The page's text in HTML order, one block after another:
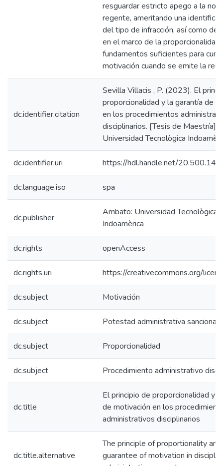
resguardar estricto apego a la
regente, ameritando una
del tipo de infracción, así como de
en el marco de la proporcionalidad
fundamentos suficientes para
motivación cuando se emite la
dc.identifier.citation
Sevilla Villacis , P. (2023). El
proporcionalidad y la garantía de
en los procedimientos
disciplinarios. [Tesis de Maestría].
Universidad Tecnològica
dc.identifier.uri https://hdl.handle.net/
dc.language.iso spa
dc.publisher
Ambato: Universidad Tecnològica
Indoamèrica
dc.rights openAccess
dc.rights.uri https://creativecommons.org/
dc.subject Motivación
dc.subject Potestad administrativa
dc.subject Proporcionalidad
dc.subject Procedimiento administrativo
dc.title
El principio de proporcionalidad y
de motivación en los
administrativos disciplinarios
dc.title.alternative
The principle of proportionality
guarantee of motivation in